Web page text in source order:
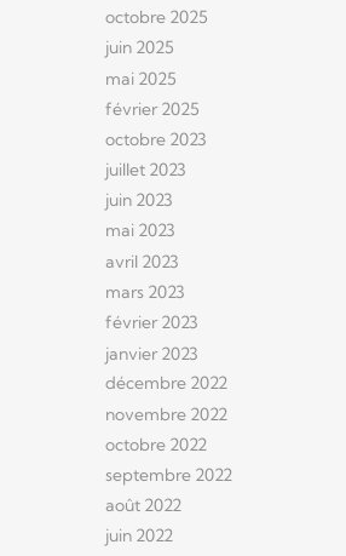
octobre 2025
juin 2025
mai 2025
février 2025
octobre 2023
juillet 2023
juin 2023
mai 2023
avril 2023
mars 2023
février 2023
janvier 2023
décembre 2022
novembre 2022
octobre 2022
septembre 2022
août 2022
juin 2022